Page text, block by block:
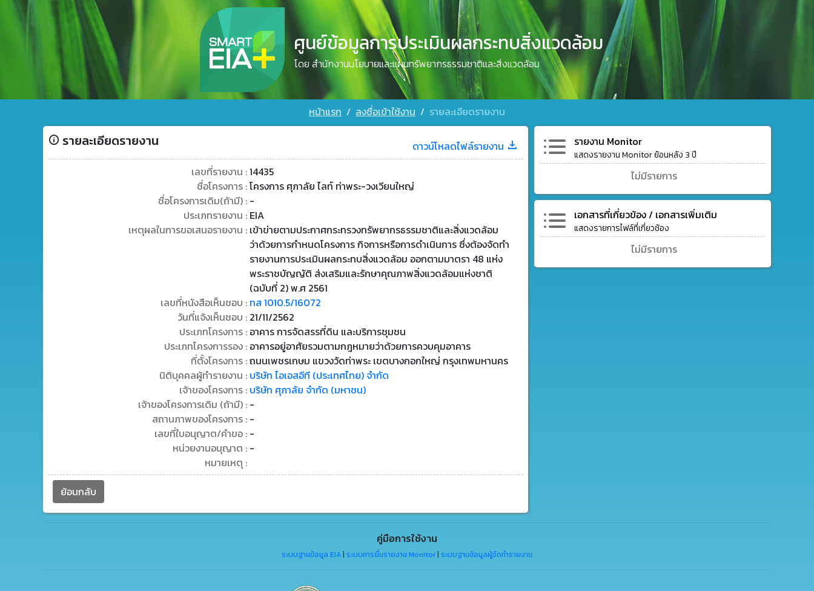
ศูนย์ข้อมูลการประเมินผลกระทบสิ่งแวดล้อม
โดย สำนักงานนโยบายและแผนทรัพยากรธรรมชาติและสิ่งแวดล้อม
หน้าแรก ลงชื่อเข้าใช้งาน รายละเอียดรายงาน
รายละเอียดรายงาน
ดาวน์โหลดไฟล์รายงาน
เลขที่รายงาน :14435
ชื่อโครงการ :โครงการ ศุภาลัย ไลท์ ท่าพระ-วงเวียนใหญ่
ชื่อโครงการเดิม(ถ้ามี) : -
ประเภทรายงาน : EIA
เหตุผลในการขอเสนอรายงาน : เข้าข่ายตามประกาศกระทรวงทรัพยากรธรรมชาติและสิ่งแวดล้อม
ว่าด้วยการกำหนดโครงการ กิจการหรือการดำเนินการ ซึ่งต้องจัดทำ
รายงานการประเมินผลกระทบสิ่งแวดล้อม ออกตามมาตรา 48 แห่ง
พระราชบัญญัติ ส่งเสริมและรักษาคุณภาพสิ่งแวดล้อมแห่งชาติ
(ฉบับที่ 2) พ.ศ 2561
เลขที่หนังสือเห็นชอบ : ทส 1010.5/16072
วันที่แจ้งเห็นชอบ : 21/11/2562
ประเภทโครงการ : อาคาร การจัดสรรที่ดิน และบริการชุมชน
ประเภทโครงการรอง : อาคารอยู่อาศัยรวมตามกฎหมายว่าด้วยการควบคุมอาคาร
ที่ตั้งโครงการ :ถนนเพชรเกษม แขวงวัดท่าพระ เขตบางกอกใหญ่ กรุงเทพมหานคร
นิติบุคคลผู้ทำรายงาน : บริษัท ไอเอสอีที (ประเทศไทย) จำกัด
เจ้าของโครงการ : บริษัท ศุภาลัย จำกัด (มหาชน)
เจ้าของโครงการเดิม (ถ้ามี) : -
สถานภาพของโครงการ : -
เลขที่ใบอนุญาต/คำขอ : -
หน่วยงานอนุญาต : -
หมายเหตุ :
ย้อนกลับ
รายงาน Monitor
แสดงรายงาน Monitor ย้อนหลัง 3 ปี
ไม่มีรายการ
เอกสารที่เกี่ยวข้อง / เอกสารเพิ่มเติม
แสดงรายการไฟล์ที่เกี่ยวช้อง
ไม่มีรายการ
คู่มือการใช้งาน
ระบบฐานข้อมูล EIA ระบบการยื่นรายงาน Monitor ระบบฐานข้อมูลผู้จัดทำรายงาน